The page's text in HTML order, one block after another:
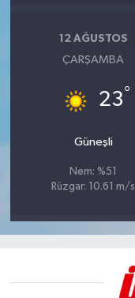
12 AĞUSTOS
ÇARŞAMBA
23°
Güneşli
Nem: %51
Rüzgar: 10.61 m/s